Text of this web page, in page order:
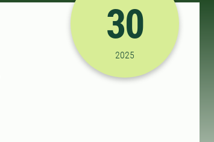
2025-01-30 09:00:00
30
2025